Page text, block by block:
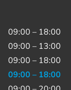
09:00 – 18:00
09:00 – 13:00
09:00 – 18:00
09:00 – 18:00